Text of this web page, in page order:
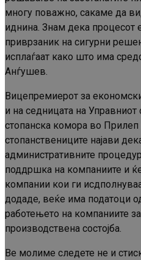
многу поважно, сакаме да
иднина. Знам дека процесот
приврзаник на сигурни
исплаѓаат како што има
Анѓушев.
Вицепремиерот за
и на седницата на Управниот
стопанска комора во
стопанствениците најави
административните
поддршка на компаниите и
компании кои ги
додаде, веќе има податоци
работењето на компаниите
производствена состојба.
Ве молиме следете не и
Continue